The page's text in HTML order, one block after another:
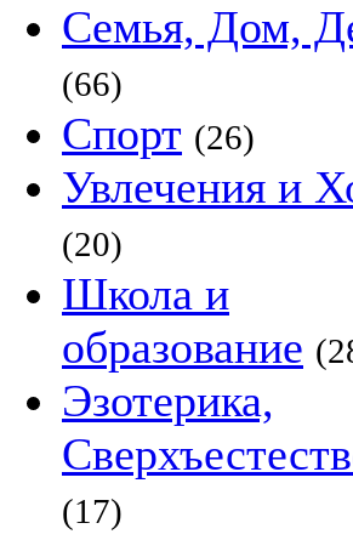
Семья, Дом,
(66)
Спорт (26)
Увлечения и
(20)
Школа и
образование
Эзотерика,
(17)